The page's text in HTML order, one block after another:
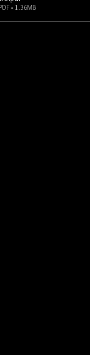
• 1.36MB